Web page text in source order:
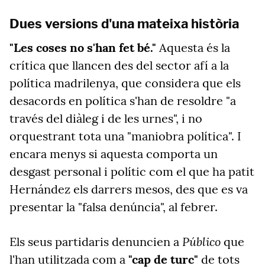
Dues versions d'una mateixa història
"Les coses no s'han fet bé." Aquesta és la
crítica que llancen des del sector afí a la
política madrilenya, que considera que els
desacords en política s'han de resoldre "a
través del diàleg i de les urnes", i no
orquestrant tota una "maniobra política". I
encara menys si aquesta comporta un
desgast personal i polític com el que ha patit
Hernández els darrers mesos, des que es va
presentar la "falsa denúncia", al febrer.
Els seus partidaris denuncien a Público que
l'han utilitzada com a "cap de turc" de tots